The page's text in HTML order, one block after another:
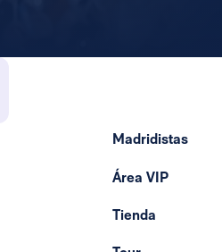
Madridistas
Área VIP
Tienda